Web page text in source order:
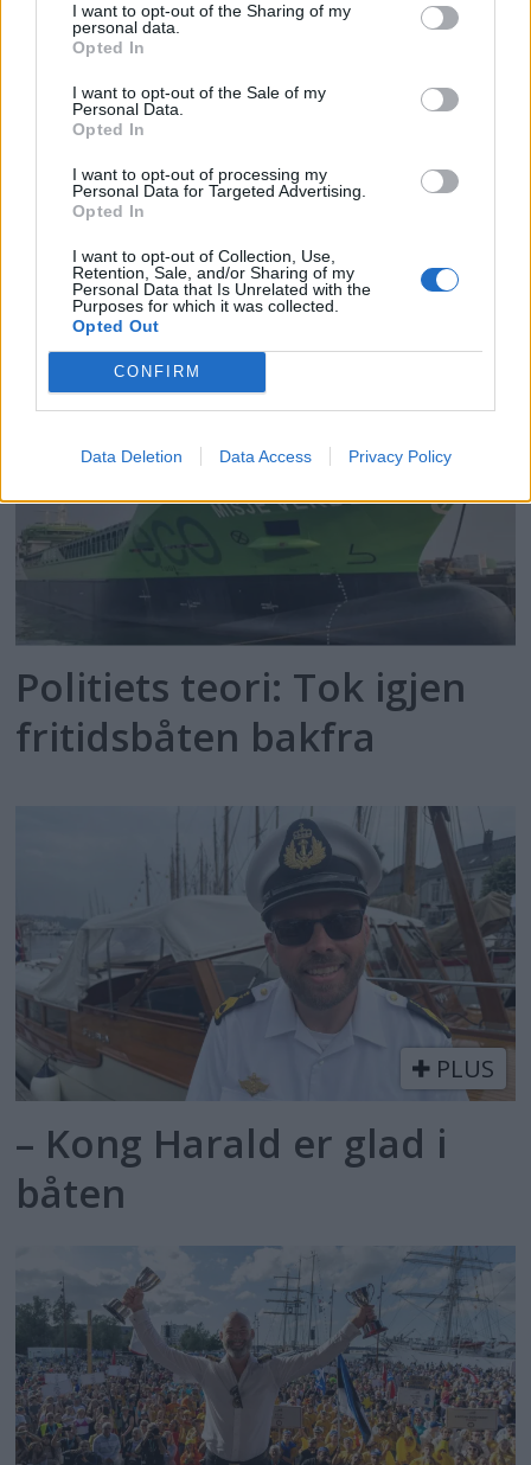
I want to opt-out of the Sharing of my
personal data.
Opted In
I want to opt-out of the Sale of my
Personal Data.
Opted In
I want to opt-out of processing my
Personal Data for Targeted Advertising.
Opted In
I want to opt-out of Collection, Use,
Retention, Sale, and/or Sharing of my
Personal Data that Is Unrelated with the
Purposes for which it was collected.
Opted Out
CONFIRM
Data Deletion Data Access Privacy Policy
PLUS
Satser på Sting, øker
salget
Politiets teori: Tok igjen
fritidsbåten bakfra
PLUS
– Kong Harald er glad i
båten